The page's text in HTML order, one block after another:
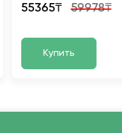
55365₸ 59978₸
Купить